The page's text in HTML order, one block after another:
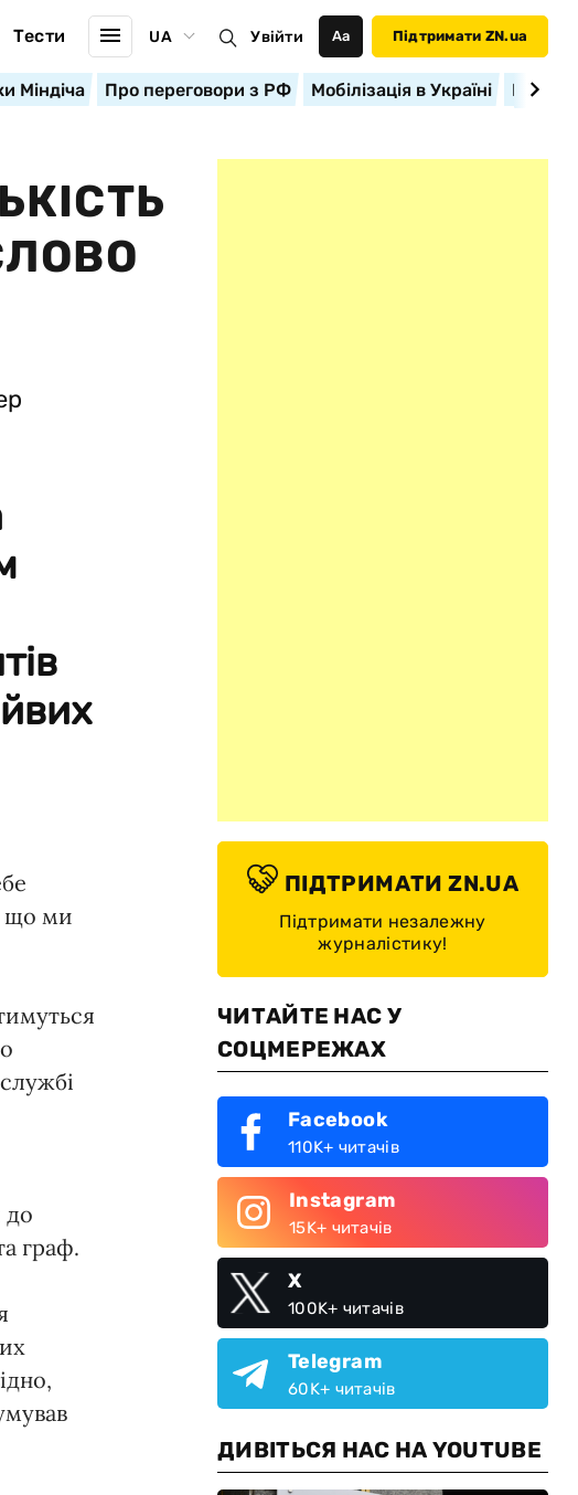
Тести UA Увійти Аа Підтримати ZN.ua
Міндіча Про переговори з РФ Мобілізація в Україні
що ми
до
граф.
ПІДТРИМАТИ ZN.UA
Підтримати незалежну
журналістику!
ЧИТАЙТЕ НАС У
СОЦМЕРЕЖАХ
Facebook
110K+ читачів
Instagram
15K+ читачів
X
100K+ читачів
Telegram
60K+ читачів
ДИВІТЬСЯ НАС НА YOUTUBE